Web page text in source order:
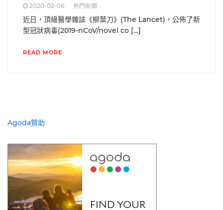
2020-02-06 熱門新聞
近日，頂級醫學雜誌《柳葉刀》(The Lancet)，公佈了新
型冠狀病毒(2019-nCoV/novel co […]
READ MORE
Agoda贊助